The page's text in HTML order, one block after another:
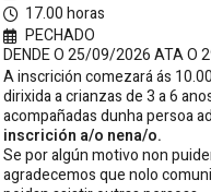
17.00 horas
PECHADO
DENDE O 25/09/2026 ATA O
A inscrición comezará ás
dirixida a crianzas de 3 a 6
acompañadas dunha persoa
inscrición a/o nena/o.
Se por algún motivo non
agradecemos que nolo